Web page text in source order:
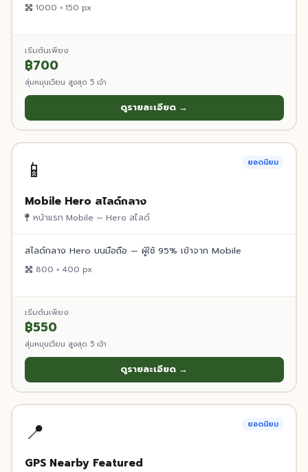
1000 × 150 px
เริ่มต้นเพียง
฿700
สุ่มหมุนเวียน สูงสุด 5 เจ้า
ดูรายละเอียด →
📱 ยอดนิยม
Mobile Hero สไลด์กลาง
หน้าแรก Mobile — Hero สไลด์
สไลด์กลาง Hero บนมือถือ — ผู้ใช้ 95% เข้าจาก Mobile
800 × 400 px
เริ่มต้นเพียง
฿550
สุ่มหมุนเวียน สูงสุด 5 เจ้า
ดูรายละเอียด →
📍 ยอดนิยม
GPS Nearby Featured